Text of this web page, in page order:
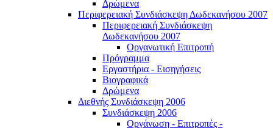
Δρώμενα
Περιφερειακή Συνδιάσκεψη Δωδεκανήσου 2007
Περιφερειακή Συνδιάσκεψη
Δωδεκανήσου 2007
Οργανωτική Επιτροπή
Πρόγραμμα
Εργαστήρια - Εισηγήσεις
Βιογραφικά
Δρώμενα
Διεθνής Συνδιάσκεψη 2006
Συνδιάσκεψη 2006
Οργάνωση - Επιτροπές -